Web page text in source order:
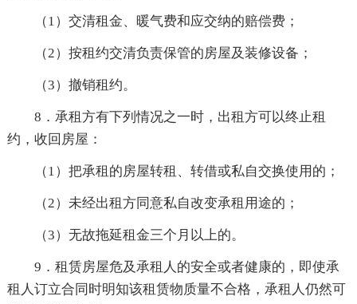
（1）交清租金、暖气费和应交纳的赔偿费；
（2）按租约交清负责保管的房屋及装修设备；
（3）撤销租约。
8．承租方有下列情况之一时，出租方可以终止租
约，收回房屋：
（1）把承租的房屋转租、转借或私自交换使用的；
（2）未经出租方同意私自改变承租用途的；
（3）无故拖延租金三个月以上的。
9．租赁房屋危及承租人的安全或者健康的，即使承
租人订立合同时明知该租赁物质量不合格，承租人仍然可